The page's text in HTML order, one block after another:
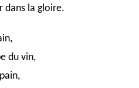
dans la gloire.
du vin,